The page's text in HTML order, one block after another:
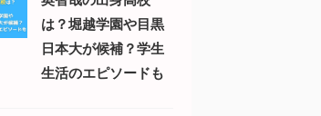
は？堀越学園や目黒
日本大が候補？学生
生活のエピソードも